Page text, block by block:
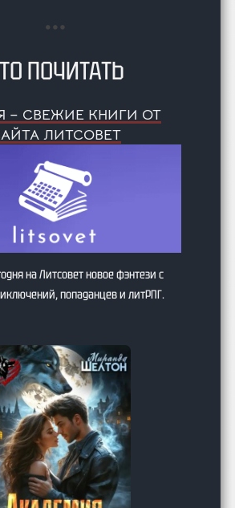
ПОЧИТАТЬ
– СВЕЖИЕ КНИГИ ОТ
ЛИТСОВЕТ
на Литсовет новое фэнтези с
попаданцев и литРПГ.